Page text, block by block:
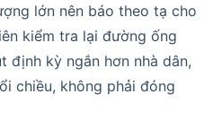
lớn nên báo theo tạ cho
kiểm tra lại đường ống
định kỳ ngắn hơn nhà dân,
chiều, không phải đóng